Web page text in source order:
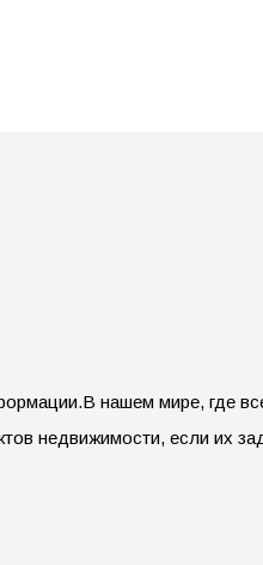
В нашем мире, где
недвижимости, если их